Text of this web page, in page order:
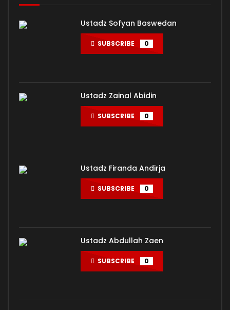
Ustadz Sofyan Baswedan
SUBSCRIBE 0
Ustadz Zainal Abidin
SUBSCRIBE 0
Ustadz Firanda Andirja
SUBSCRIBE 0
Ustadz Abdullah Zaen
SUBSCRIBE 0